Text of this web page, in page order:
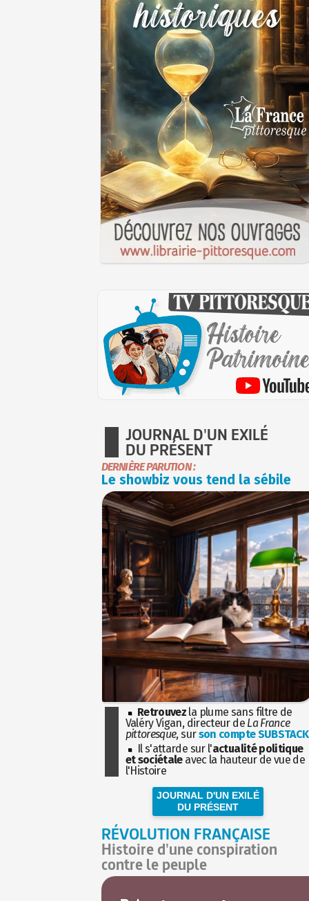
JOURNAL D'UN EXILÉ
DU PRÉSENT
DERNIÈRE PARUTION :
Le showbiz vous tend la sébile
Retrouvez la plume sans filtre de
Valéry Vigan, directeur de La France
pittoresque, surson compte SUBSTACK
Il s'attarde sur l'actualité politique
et sociétaleavec la hauteur de vue de
l'Histoire
JOURNAL D'UN EXILÉ
DU PRÉSENT
RÉVOLUTION FRANÇAISE
Histoire d'une conspiration
contre le peuple